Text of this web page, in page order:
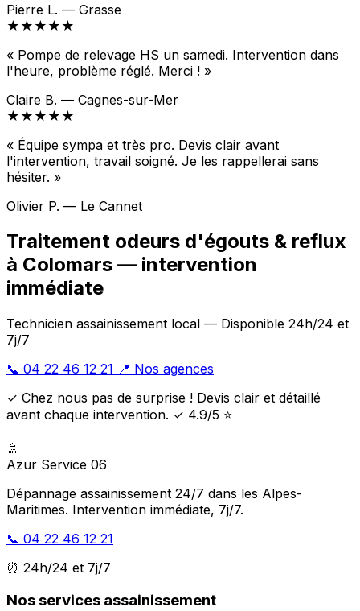
Pierre L. — Grasse
★★★★★
« Pompe de relevage HS un samedi. Intervention dans
l'heure, problème réglé. Merci ! »
Claire B. — Cagnes-sur-Mer
★★★★★
« Équipe sympa et très pro. Devis clair avant
l'intervention, travail soigné. Je les rappellerai sans
hésiter. »
Olivier P. — Le Cannet
Traitement odeurs d'égouts & reflux
à Colomars — intervention
immédiate
Technicien assainissement local — Disponible 24h/24 et
7j/7
📞 04 22 46 12 21 📍 Nos agences
✓ Chez nous pas de surprise ! Devis clair et détaillé
avant chaque intervention. ✓ 4.9/5 ⭐
🚿
Azur Service 06
Dépannage assainissement 24/7 dans les Alpes-
Maritimes. Intervention immédiate, 7j/7.
📞 04 22 46 12 21
⏰ 24h/24 et 7j/7
Nos services assainissement